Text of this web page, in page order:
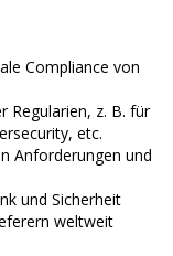
Compliance von
Regularien, z. B. für
etc.
Anforderungen und
und Sicherheit
weltweit